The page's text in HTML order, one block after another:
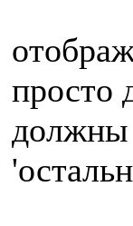
просто
должны